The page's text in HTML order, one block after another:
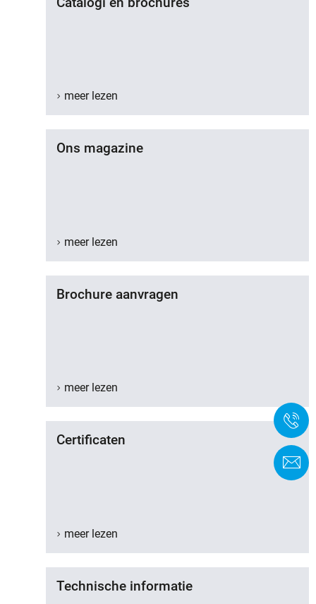
meer lezen
Ons magazine
meer lezen
Brochure aanvragen
meer lezen
Certificaten
meer lezen
Technische informatie